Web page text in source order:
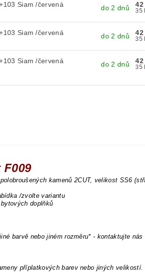
Siam /červená
do 2 dnů
Siam /červená
do 2 dnů
Siam /červená
do 2 dnů
kamenů 2CUT, velikost SS6
/zvolte variantu
doplňků
barvě nebo jiném rozměru* - kontaktujte
příplatkových barev nebo jiných